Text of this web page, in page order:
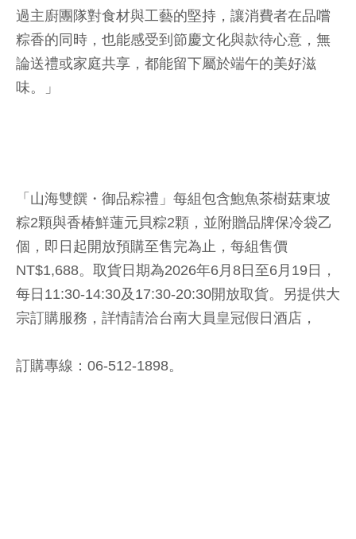
過主廚團隊對食材與工藝的堅持，讓消費者在品嚐
粽香的同時，也能感受到節慶文化與款待心意，無
論送禮或家庭共享，都能留下屬於端午的美好滋
味。」
「山海雙饌・御品粽禮」每組包含鮑魚茶樹菇東坡
粽2顆與香椿鮮蓮元貝粽2顆，並附贈品牌保冷袋乙
個，即日起開放預購至售完為止，每組售價
NT$1,688。取貨日期為2026年6月8日至6月19日，
每日11:30-14:30及17:30-20:30開放取貨。另提供大
宗訂購服務，詳情請洽台南大員皇冠假日酒店，
訂購專線：06-512-1898。